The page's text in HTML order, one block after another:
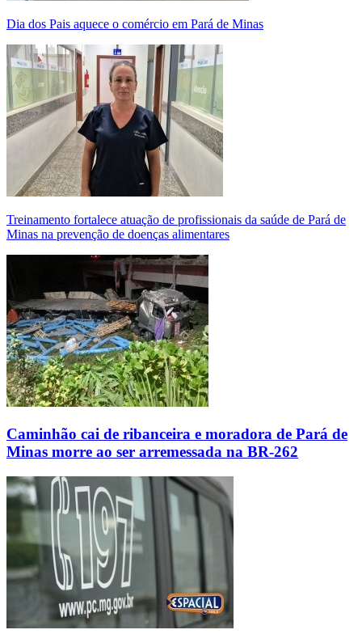
Dia dos Pais aquece o comércio em Pará de Minas
Treinamento fortalece atuação de profissionais da saúde de Pará de
Minas na prevenção de doenças alimentares
Caminhão cai de ribanceira e moradora de Pará de
Minas morre ao ser arremessada na BR-262